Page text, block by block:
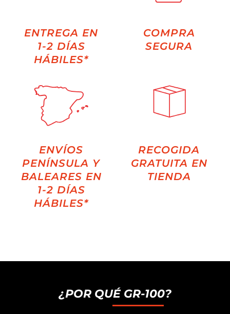
ENTREGA EN
1-2 DÍAS
HÁBILES*
COMPRA
SEGURA
ENVÍOS
PENÍNSULA Y
BALEARES EN
1-2 DÍAS
HÁBILES*
RECOGIDA
GRATUITA EN
TIENDA
¿POR QUÉ GR-100?